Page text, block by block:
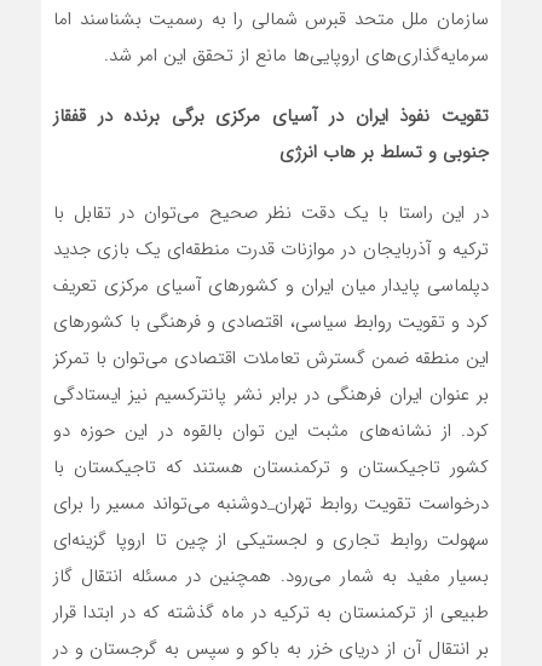
سازمان ملل متحد قبرس شمالی را به رسمیت بشناسند اما
سرمایه‌گذاری‌های اروپایی‌ها مانع از تحقق این امر شد.
تقویت نفوذ ایران در آسیای مرکزی برگی برنده در قفقاز
جنوبی و تسلط بر هاب انرژی
در این راستا با یک دقت نظر صحیح می‌توان در تقابل با
ترکیه و آذربایجان در موازنات قدرت منطقه‌ای یک بازی جدید
دپلماسی پایدار میان ایران و کشورهای آسیای مرکزی تعریف
کرد و تقویت روابط سیاسی، اقتصادی و فرهنگی با کشورهای
این منطقه ضمن گسترش تعاملات اقتصادی می‌توان با تمرکز
بر عنوان ایران فرهنگی در برابر نشر پانترکسیم نیز ایستادگی
کرد. از نشانه‌های مثبت این توان بالقوه در این حوزه دو
کشور تاجیکستان و ترکمنستان هستند که تاجیکستان با
درخواست تقویت روابط تهران_دوشنبه می‌تواند مسیر را برای
سهولت روابط تجاری و لجستیکی از چین تا اروپا گزینه‌ای
بسیار مفید به شمار می‌رود. همچنین در مسئله انتقال گاز
طبیعی از ترکمنستان به ترکیه در ماه گذشته که در ابتدا قرار
بر انتقال آن از دریای خزر به باکو و سپس به گرجستان و در